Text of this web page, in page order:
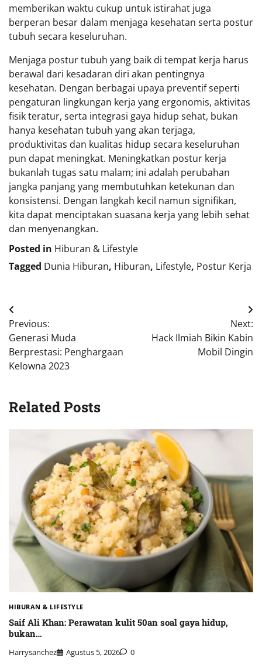
memberikan waktu cukup untuk istirahat juga
berperan besar dalam menjaga kesehatan serta postur
tubuh secara keseluruhan.
Menjaga postur tubuh yang baik di tempat kerja harus
berawal dari kesadaran diri akan pentingnya
kesehatan. Dengan berbagai upaya preventif seperti
pengaturan lingkungan kerja yang ergonomis, aktivitas
fisik teratur, serta integrasi gaya hidup sehat, bukan
hanya kesehatan tubuh yang akan terjaga,
produktivitas dan kualitas hidup secara keseluruhan
pun dapat meningkat. Meningkatkan postur kerja
bukanlah tugas satu malam; ini adalah perubahan
jangka panjang yang membutuhkan ketekunan dan
konsistensi. Dengan langkah kecil namun signifikan,
kita dapat menciptakan suasana kerja yang lebih sehat
dan menyenangkan.
Posted in Hiburan & Lifestyle
Tagged Dunia Hiburan, Hiburan, Lifestyle, Postur Kerja
Navigasi
pos
Previous:
Generasi Muda
Berprestasi: Penghargaan
Kelowna 2023
Next:
Hack Ilmiah Bikin Kabin
Mobil Dingin
Related Posts
HIBURAN & LIFESTYLE
Saif Ali Khan: Perawatan kulit 50an soal gaya hidup,
bukan…
Harrysanchez Agustus 5, 2026 0